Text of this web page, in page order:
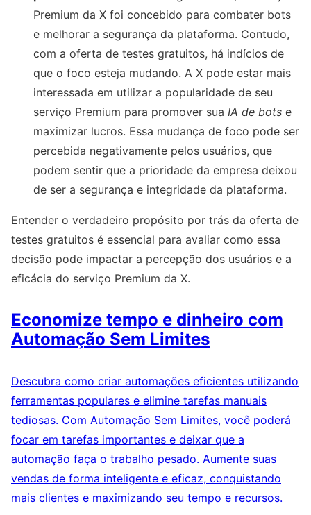
Premium da X foi concebido para combater bots
e melhorar a segurança da plataforma. Contudo,
com a oferta de testes gratuitos, há indícios de
que o foco esteja mudando. A X pode estar mais
interessada em utilizar a popularidade de seu
serviço Premium para promover sua IA de bots e
maximizar lucros. Essa mudança de foco pode ser
percebida negativamente pelos usuários, que
podem sentir que a prioridade da empresa deixou
de ser a segurança e integridade da plataforma.
Entender o verdadeiro propósito por trás da oferta de
testes gratuitos é essencial para avaliar como essa
decisão pode impactar a percepção dos usuários e a
eficácia do serviço Premium da X.
Economize tempo e dinheiro com
Automação Sem Limites
Descubra como criar automações eficientes utilizando
ferramentas populares e elimine tarefas manuais
tediosas. Com Automação Sem Limites, você poderá
focar em tarefas importantes e deixar que a
automação faça o trabalho pesado. Aumente suas
vendas de forma inteligente e eficaz, conquistando
mais clientes e maximizando seu tempo e recursos.